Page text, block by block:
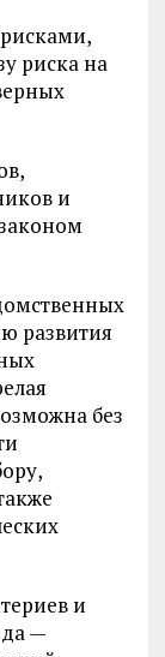
риска на
и
развития
без
и
—